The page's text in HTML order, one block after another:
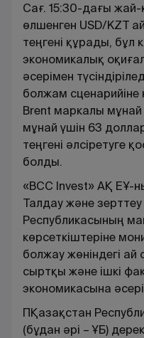
Сағ. 15:30-дағы
өлшенген USD/KZT
теңгені құрады, бұл
экономикалық
әсерімен
болжам
Brent маркалы
мұнай үшін 63
теңгені әлсіретуге
болды.
«BCC Invest» АҚ ЕҰ-
Талдау және
Республикасының
көрсеткіштеріне
болжау жөніндегі
сыртқы және ішкі
экономикасына
ПҚазақстан
(бұдан әрі – ҰБ)